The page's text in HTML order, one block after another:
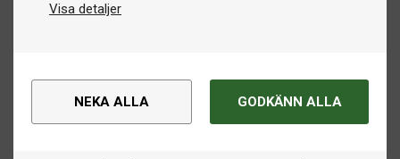
Visa detaljer
NEKA ALLA GODKÄNN ALLA